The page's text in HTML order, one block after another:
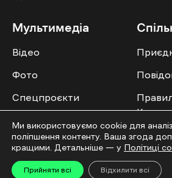
Мультимедіа
Відео
Фото
Спецпроєкти
Ми використовуємо cookie для
поліпшення контенту. Ваша згода
кращими. Детальніше — у Політиці
Прийняти всі Відхилити всі